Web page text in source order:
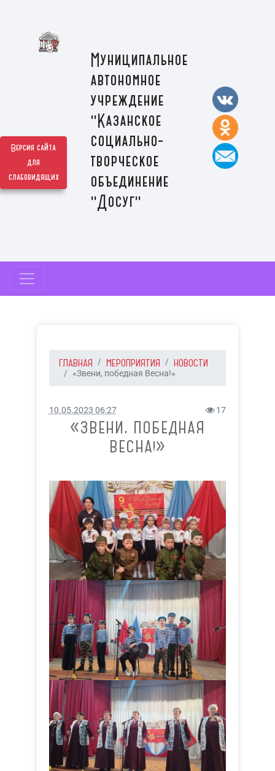
Версия сайта
для
слабовидящих
Муниципальное
автономное
учреждение
"Казанское
социально-
творческое
объединение
"Досуг"
ГЛАВНАЯ МЕРОПРИЯТИЯ НОВОСТИ
«Звени, победная Весна!»
10.05.2023 06:27 17
«ЗВЕНИ, ПОБЕДНАЯ
ВЕСНА!»